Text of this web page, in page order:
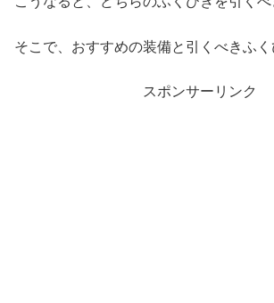
そこで、おすすめの装備と引くべきふく
スポンサーリンク